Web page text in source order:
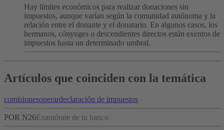
Hay límites económicos para realizar donaciones sin
impuestos, aunque varían según la comunidad autónoma y la
relación entre el donante y el donatario. En algunos casos, los
hermanos, cónyuges o descendientes directos están exentos de
impuestos hasta un determinado umbral.
Artículos que coinciden con la temática
comisionesoperardeclaración de impuestos
POR N26Enamórate de tu banco